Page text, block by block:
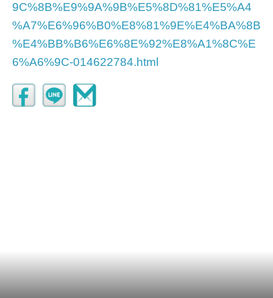
9C%8B%E9%9A%9B%E5%8D%81%E5%A4
%A7%E6%96%B0%E8%81%9E%E4%BA%8B
%E4%BB%B6%E6%8E%92%E8%A1%8C%E
6%A6%9C-014622784.html